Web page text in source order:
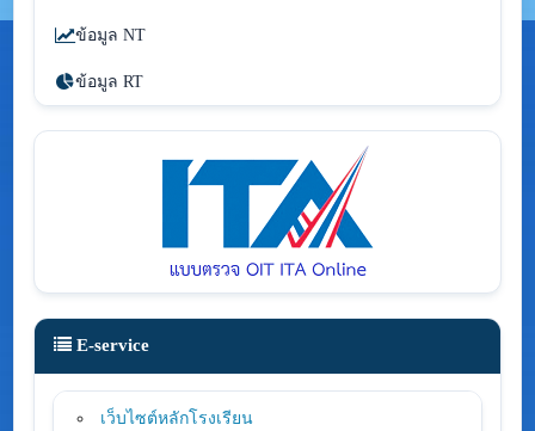
ข้อมูล NT
ข้อมูล RT
E-service
เว็บไซต์หลักโรงเรียน